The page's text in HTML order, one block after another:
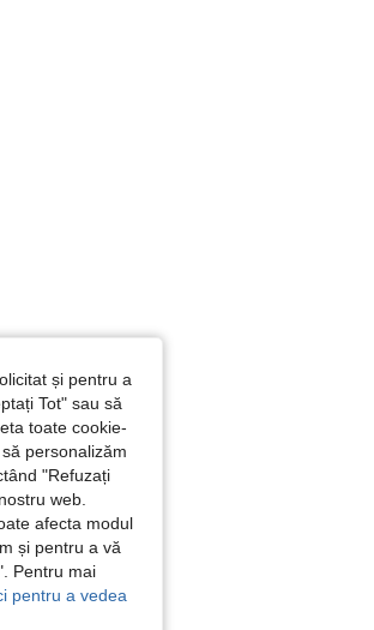
corpului: Clepsidră, Culoare: Negru, mărimea: L
și pentru a
Tot" sau să
toate cookie-
personalizăm
"Refuzați
web.
afecta modul
și pentru a vă
Pentru mai
pentru a vedea